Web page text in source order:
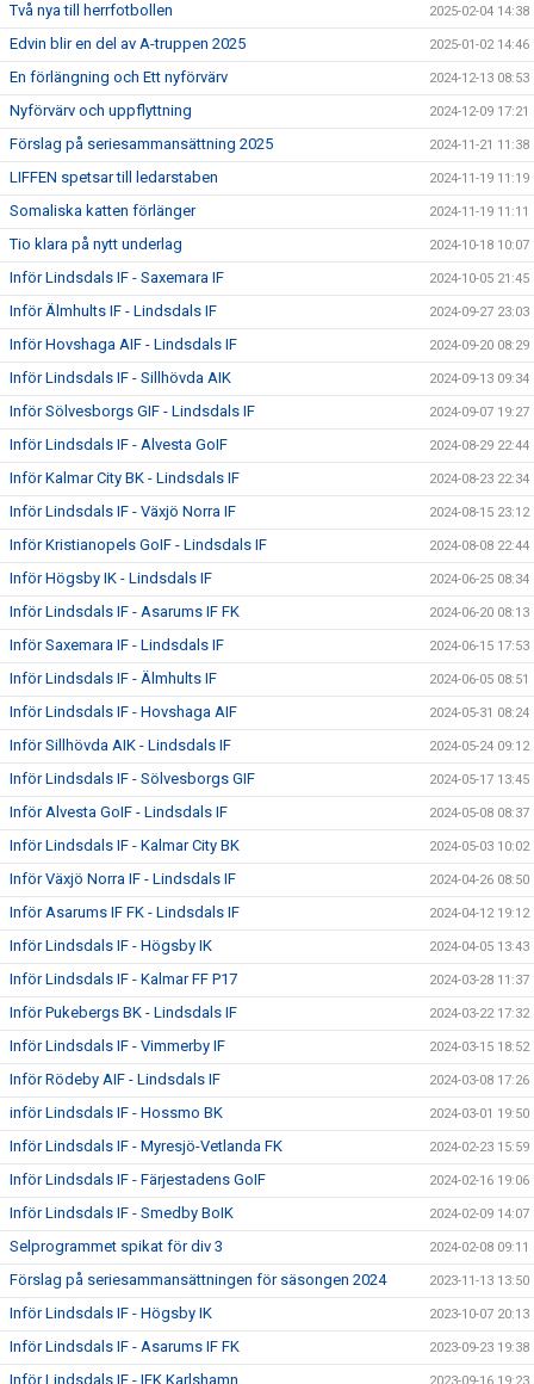
Två nya till herrfotbollen 2025-02-04 14:38
Edvin blir en del av A-truppen 2025 2025-01-02 14:46
En förlängning och Ett nyförvärv 2024-12-13 08:53
Nyförvärv och uppflyttning 2024-12-09 17:21
Förslag på seriesammansättning 2025 2024-11-21 11:38
LIFFEN spetsar till ledarstaben 2024-11-19 11:19
Somaliska katten förlänger 2024-11-19 11:11
Tio klara på nytt underlag 2024-10-18 10:07
Inför Lindsdals IF - Saxemara IF 2024-10-05 21:45
Inför Älmhults IF - Lindsdals IF 2024-09-27 23:03
Inför Hovshaga AIF - Lindsdals IF 2024-09-20 08:29
Inför Lindsdals IF - Sillhövda AIK 2024-09-13 09:34
Inför Sölvesborgs GIF - Lindsdals IF 2024-09-07 19:27
Inför Lindsdals IF - Alvesta GoIF 2024-08-29 22:44
Inför Kalmar City BK - Lindsdals IF 2024-08-23 22:34
Inför Lindsdals IF - Växjö Norra IF 2024-08-15 23:12
Inför Kristianopels GoIF - Lindsdals IF 2024-08-08 22:44
Inför Högsby IK - Lindsdals IF 2024-06-25 08:34
Inför Lindsdals IF - Asarums IF FK 2024-06-20 08:13
Inför Saxemara IF - Lindsdals IF 2024-06-15 17:53
Inför Lindsdals IF - Älmhults IF 2024-06-05 08:51
Inför Lindsdals IF - Hovshaga AIF 2024-05-31 08:24
Inför Sillhövda AIK - Lindsdals IF 2024-05-24 09:12
Inför Lindsdals IF - Sölvesborgs GIF 2024-05-17 13:45
Inför Alvesta GoIF - Lindsdals IF 2024-05-08 08:37
Inför Lindsdals IF - Kalmar City BK 2024-05-03 10:02
Inför Växjö Norra IF - Lindsdals IF 2024-04-26 08:50
Inför Asarums IF FK - Lindsdals IF 2024-04-12 19:12
Inför Lindsdals IF - Högsby IK 2024-04-05 13:43
Inför Lindsdals IF - Kalmar FF P17 2024-03-28 11:37
Inför Pukebergs BK - Lindsdals IF 2024-03-22 17:32
Inför Lindsdals IF - Vimmerby IF 2024-03-15 18:52
Inför Rödeby AIF - Lindsdals IF 2024-03-08 17:26
inför Lindsdals IF - Hossmo BK 2024-03-01 19:50
Inför Lindsdals IF - Myresjö-Vetlanda FK 2024-02-23 15:59
Inför Lindsdals IF - Färjestadens GoIF 2024-02-16 19:06
Inför Lindsdals IF - Smedby BoIK 2024-02-09 14:07
Selprogrammet spikat för div 3 2024-02-08 09:11
Förslag på seriesammansättningen för säsongen 2024 2023-11-13 13:50
Inför Lindsdals IF - Högsby IK 2023-10-07 20:13
Inför Lindsdals IF - Asarums IF FK 2023-09-23 19:38
Inför Lindsdals IF - IFK Karlshamn